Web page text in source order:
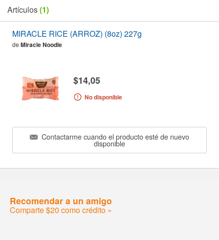
Artículos(1)
MIRACLE RICE (ARROZ) (8oz) 227g
de Miracle Noodle
$14,05
No disponible
Contactarme cuando el producto esté de nuevo
disponible
Recomendar a un amigo
Comparte $20 como crédito »